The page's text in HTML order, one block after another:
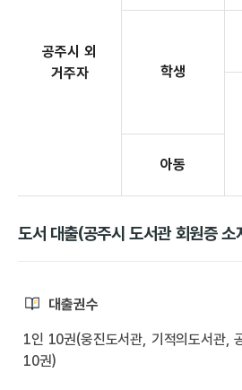
공주시 외
거주자
학생
아동
도서 대출(공주시 도서관 회원증 소
대출권수
1인 10권(웅진도서관, 기적의도서관,
10권)